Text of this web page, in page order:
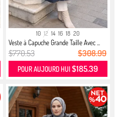
10 12 14 16 18 20
Veste à Capuche Grande Taille Avec ...
$770.53 $308.99
POUR AUJOURD HUI$185.39